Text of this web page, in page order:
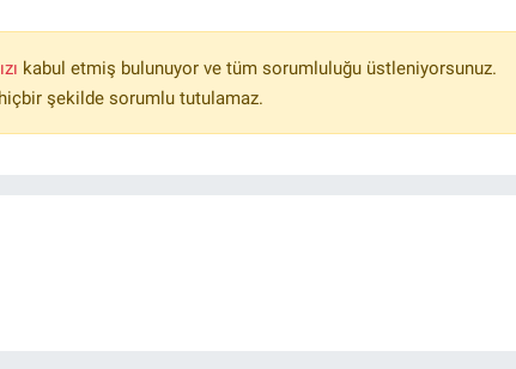
kabul etmiş bulunuyor ve tüm sorumluluğu üstleniyorsunuz.
şekilde sorumlu tutulamaz.